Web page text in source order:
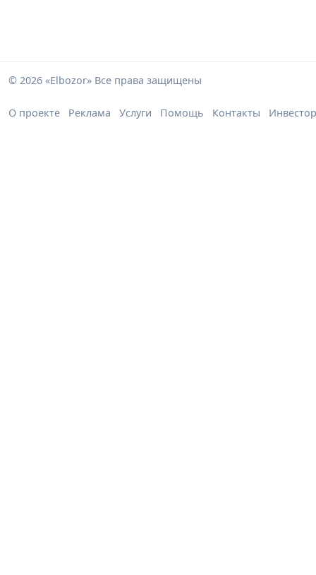
© 2026 «Elbozor» Все права защищены
О проекте Реклама Услуги Помощь Контакты